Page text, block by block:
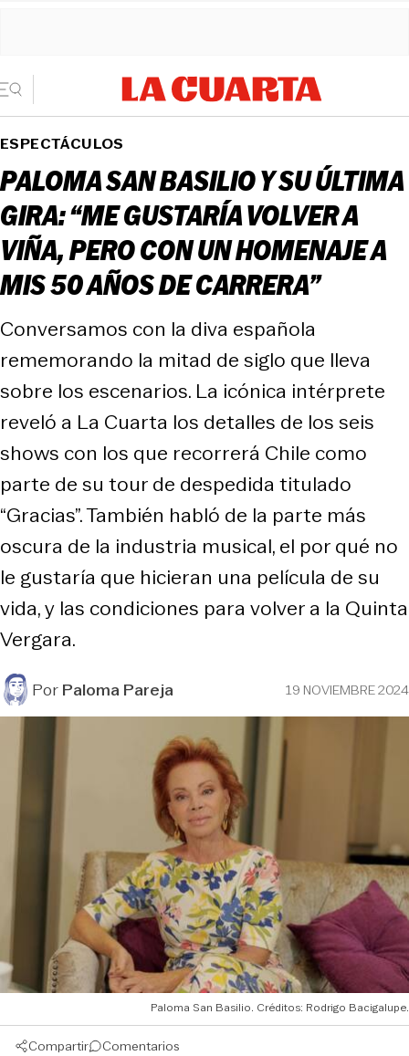
ESPECTÁCULOS
PALOMA SAN BASILIO Y SU ÚLTIMA
GIRA: “ME GUSTARÍA VOLVER A
VIÑA, PERO CON UN HOMENAJE A
MIS 50 AÑOS DE CARRERA”
Conversamos con la diva española
rememorando la mitad de siglo que lleva
sobre los escenarios. La icónica intérprete
reveló a La Cuarta los detalles de los seis
shows con los que recorrerá Chile como
parte de su tour de despedida titulado
“Gracias”. También habló de la parte más
oscura de la industria musical, el por qué no
le gustaría que hicieran una película de su
vida, y las condiciones para volver a la Quinta
Vergara.
PorPaloma Pareja 19 NOVIEMBRE 2024
Paloma San Basilio. Créditos: Rodrigo Bacigalupe.
Compartir Comentarios